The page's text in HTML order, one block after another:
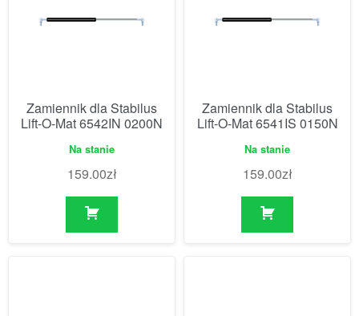
Zamiennik dla Stabilus
Lift-O-Mat 6542IN 0200N
Na stanie
159.00zł
Zamiennik dla Stabilus
Lift-O-Mat 6541IS 0150N
Na stanie
159.00zł